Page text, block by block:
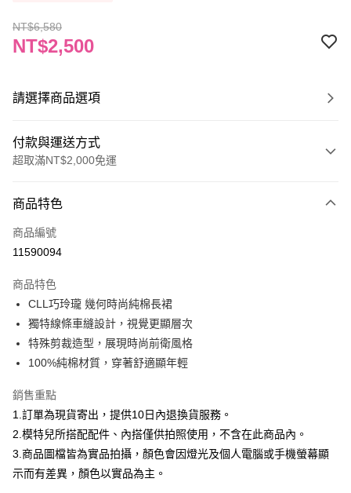
NT$6,580
NT$2,500
請選擇商品選項
付款與運送方式
超取滿NT$2,000免運
信用卡一次付款
信用卡分期付款
合作金庫商業銀行
華南商業銀行
上海商業儲蓄銀行
台北富邦商業銀行
國泰世華商業銀行
兆豐國際商業銀行
臺灣中小企業銀行
聯邦商業銀行
元大商業銀行
永豐商業銀行
台新國際商業銀行
中國信託商業銀行
台灣樂天信用卡公司
超商取貨付款
LINE Pay
Apple Pay
悠遊付
Google Pay
大哥付你分期
商品特色
商品編號
11590094
商品特色
CLL巧玲瓏 幾何時尚純棉長裙
獨特線條車縫設計，視覺更顯層次
特殊剪裁造型，展現時尚前衛風格
100%純棉材質，穿著舒適顯年輕
銷售重點
1.訂單為現貨寄出，提供10日內退換貨服務。
2.模特兒所搭配配件、內搭僅供拍照使用，不含在此商品內。
3.商品圖檔皆為實品拍攝，顏色會因燈光及個人電腦或手機螢幕顯
示而有差異，顏色以實品為主。